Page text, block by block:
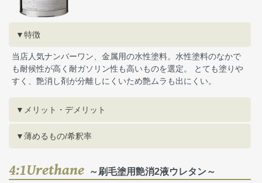
▼特徴
当店人気ナンバーワン、金属用の水性塗料。水性塗料のなかで
も耐候性が高く耐ガソリン性も高いものを選定。 とても塗りや
すく、艶消し剤が分離しにくいため艶ムラも出にくい。
▼メリット・デメリット
▼薄めるもの/希釈率
4:1Urethane ～刷毛塗用艶消2液ウレタン～